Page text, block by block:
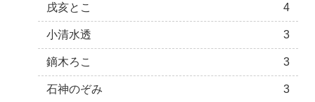
戌亥とこ 4
小清水透 3
鏑木ろこ 3
石神のぞみ 3